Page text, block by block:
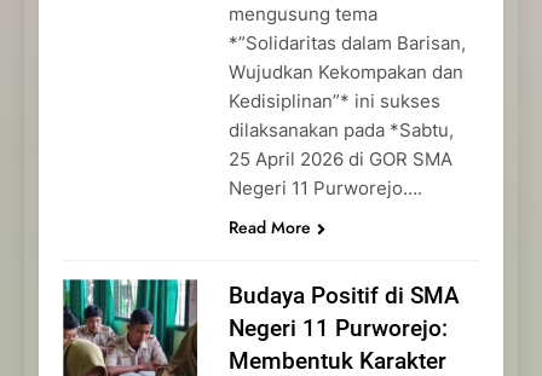
mengusung tema
*”Solidaritas dalam Barisan,
Wujudkan Kekompakan dan
Kedisiplinan”* ini sukses
dilaksanakan pada *Sabtu,
25 April 2026 di GOR SMA
Negeri 11 Purworejo….
Read More
Budaya Positif di SMA
Negeri 11 Purworejo:
Membentuk Karakter